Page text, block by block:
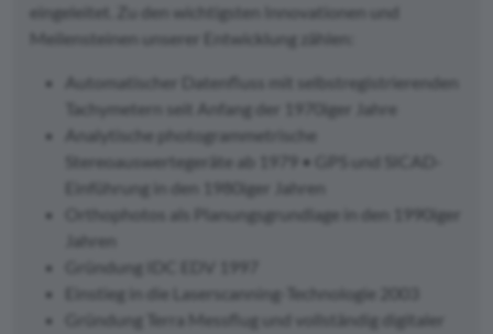
eingeleitet. Zu den wichtigsten Innovationen und
Meilensteinen unserer Entwicklung zählen:
Automatischer Datenfluss mit selbstregistrierenden
Tachymetern seit Anfang der 1970iger Jahre
Analytische photogrammetrische
Stereoauswertegeräte ab 1979 • GPS und SICAD-
Einführung in den 1980iger Jahren
Orthophotos als Planungsgrundlage in den 1990iger
Jahren
Gründung IDC EDV 1997
Einstieg in die Laserscanning-Technologie 2003
Gründung Terra Messflug und vollständig digitaler